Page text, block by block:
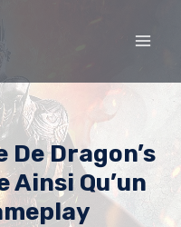
Dragon’s
Ainsi Qu’un